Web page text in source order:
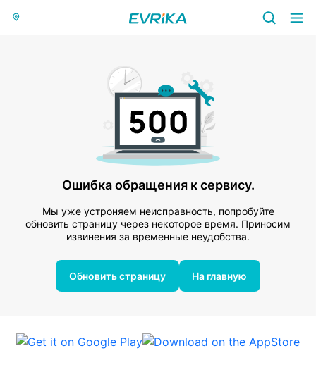
Ошибка обращения к сервису.
Мы уже устроняем неисправность, попробуйте
обновить страницу через некоторое время. Приносим
извинения за временные неудобства.
Обновить страницу На главную